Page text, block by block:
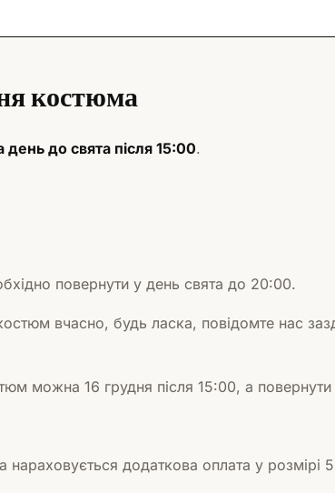
костюма
день до свята після 15:00.
повернути у день свята до 20:00.
вчасно, будь ласка, повідомте нас
можна 16 грудня після 15:00, а
додаткова оплата у розмірі